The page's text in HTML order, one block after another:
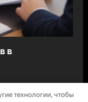
в
технологии, чтобы